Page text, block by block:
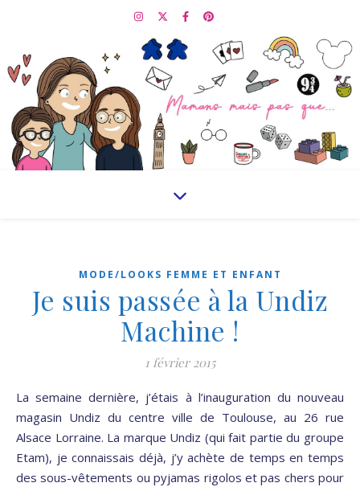
MODE/LOOKS FEMME ET ENFANT
Je suis passée à la Undiz
Machine !
1 février 2015
La semaine dernière, j’étais à l’inauguration du nouveau
magasin Undiz du centre ville de Toulouse, au 26 rue
Alsace Lorraine. La marque Undiz (qui fait partie du groupe
Etam), je connaissais déjà, j’y achète de temps en temps
des sous-vêtements ou pyjamas rigolos et pas chers pour